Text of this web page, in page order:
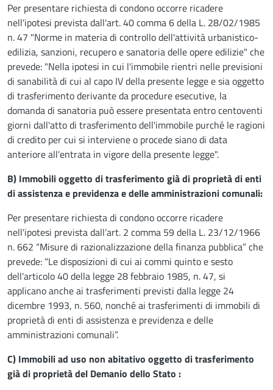
Per presentare richiesta di condono occorre ricadere
nell'ipotesi prevista dall'art. 40 comma 6 della L. 28/02/1985
n. 47 "Norme in materia di controllo dell'attività urbanistico-
edilizia, sanzioni, recupero e sanatoria delle opere edilizie" che
prevede: "Nella ipotesi in cui l'immobile rientri nelle previsioni
di sanabilità di cui al capo IV della presente legge e sia oggetto
di trasferimento derivante da procedure esecutive, la
domanda di sanatoria può essere presentata entro centoventi
giorni dall'atto di trasferimento dell'immobile purché le ragioni
di credito per cui si interviene o procede siano di data
anteriore all'entrata in vigore della presente legge".
B) Immobili oggetto di trasferimento già di proprietà di enti
di assistenza e previdenza e delle amministrazioni comunali:
Per presentare richiesta di condono occorre ricadere
nell'ipotesi prevista dall’art. 2 comma 59 della L. 23/12/1966
n. 662 “Misure di razionalizzazione della finanza pubblica” che
prevede: “Le disposizioni di cui ai commi quinto e sesto
dell'articolo 40 della legge 28 febbraio 1985, n. 47, si
applicano anche ai trasferimenti previsti dalla legge 24
dicembre 1993, n. 560, nonché ai trasferimenti di immobili di
proprietà di enti di assistenza e previdenza e delle
amministrazioni comunali”.
C) Immobili ad uso non abitativo oggetto di trasferimento
già di proprietà del Demanio dello Stato :